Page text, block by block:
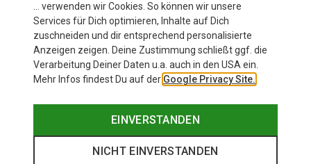
… verwenden wir Cookies. So können wir unsere
Services für Dich optimieren, Inhalte auf Dich
zuschneiden und dir entsprechend personalisierte
Anzeigen zeigen. Deine Zustimmung schließt ggf. die
Verarbeitung Deiner Daten u.a. auch in den USA ein.
Mehr Infos findest Du auf der Google Privacy Site.
EINVERSTANDEN
NICHT EINVERSTANDEN